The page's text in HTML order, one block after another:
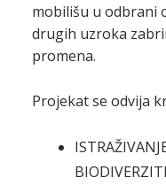
mobilišu u odbrani
drugih uzroka
promena.
Projekat se odvija